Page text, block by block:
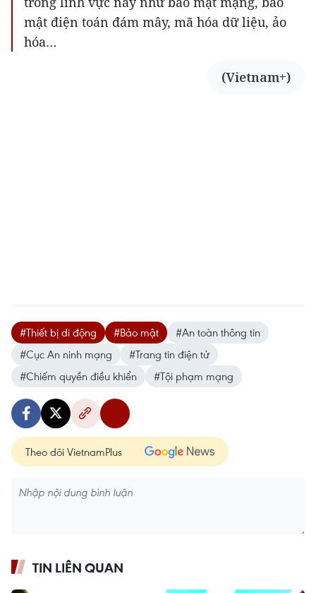
mật điện toán đám mây, mã hóa dữ liệu, ảo
hóa…
(Vietnam+)
#Thiết bị di động #Bảo mật
#An toàn thông tin
#Cục An ninh mạng
#Trang tin điện tử
#Chiếm quyền điều khiển
#Tội phạm mạng
Theo dõi VietnamPlus
TIN LIÊN QUAN